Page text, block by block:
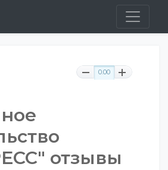
0.00
отзывы